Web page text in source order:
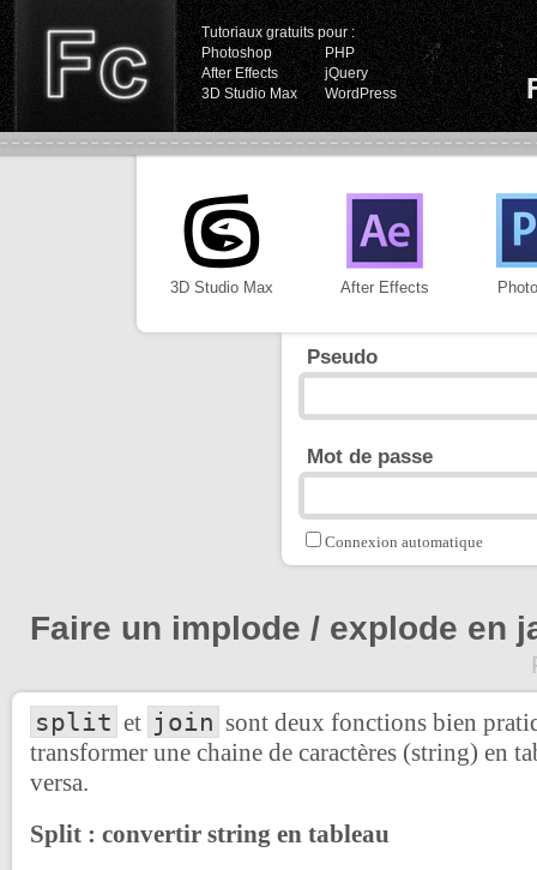
Tutoriaux gratuits pour :
Photoshop
PHP
After Effects
jQuery
3D Studio Max
WordPress
3D Studio Max After Effects
Pseudo
Mot de passe
Connexion automatique
Faire un implode / explode en
split et join sont deux fonctions bien
transformer une chaine de caractères (string) en
versa.
Split : convertir string en tableau